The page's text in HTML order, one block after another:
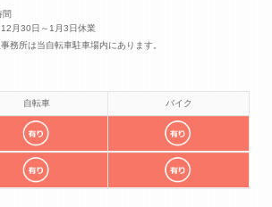
間
月30日～1月3日休業
務所は当自転車駐車場内にあります。
自転車 バイク